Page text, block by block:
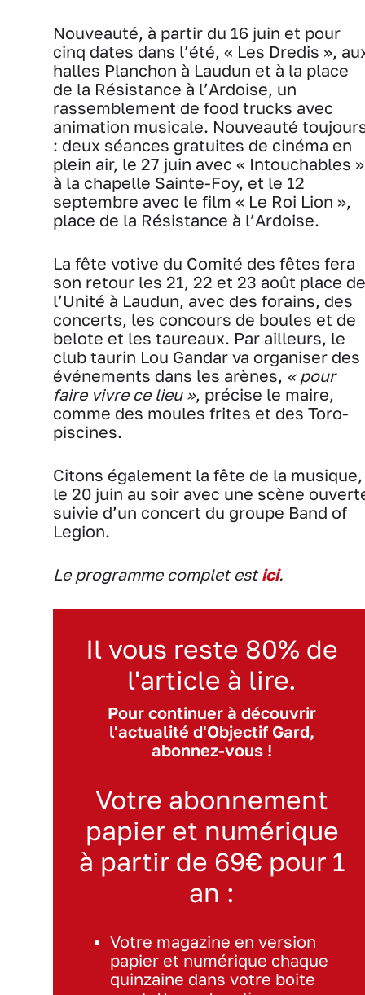
Nouveauté, à partir du 16 juin et pour
cinq dates dans l’été, « Les Dredis »,
halles Planchon à Laudun et à la place
de la Résistance à l’Ardoise, un
rassemblement de food trucks avec
animation musicale. Nouveauté
: deux séances gratuites de cinéma en
plein air, le 27 juin avec « Intouchables »
à la chapelle Sainte-Foy, et le 12
septembre avec le film « Le Roi Lion »,
place de la Résistance à l’Ardoise.
La fête votive du Comité des fêtes fera
son retour les 21, 22 et 23 août place de
l’Unité à Laudun, avec des forains, des
concerts, les concours de boules et de
belote et les taureaux. Par ailleurs, le
club taurin Lou Gandar va organiser des
événements dans les arènes, « pour
faire vivre ce lieu », précise le maire,
comme des moules frites et des Toro-
piscines.
Citons également la fête de la musique,
le 20 juin au soir avec une scène
suivie d’un concert du groupe Band of
Legion.
Le programme complet estici.
Il vous reste 80% de
l'article à lire.
Pour continuer à découvrir
l'actualité d'Objectif Gard,
abonnez-vous !
Votre abonnement
papier et numérique
à partir de 69€ pour 1
an :
Votre magazine en version
papier et numérique chaque
quinzaine dans votre boite